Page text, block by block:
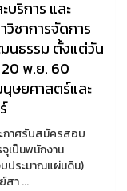
บริการ และ
วิชาการจัดการ
นธรรม ตั้งแต่วัน
พ.ย. 60
ษยศาสตร์และ
กาศรับสมัครสอบ
เป็นพนักงาน
ประมาณแผ่นดิน)
สา ...